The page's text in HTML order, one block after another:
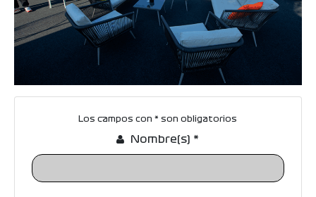
O
R
Los campos con * son obligatorios
Nombre(s) *